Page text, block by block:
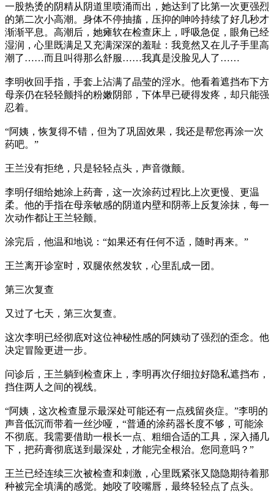
一股热烫的阴精从阴道里喷涌而出，她达到了比第一次更强烈
的第二次小高潮。身体不停抽搐，压抑的呻吟持续了好几秒才
渐渐平息。高潮后，她瘫软在检查床上，呼吸急促，眼角已经
湿润，心里既满足又充满深深的羞耻：我竟然又在儿子手里高
潮了……而且叫得那么舒服……我真是没脸见人了……
李明收回手指，手套上沾满了晶莹的淫水。他看着遮挡布下方
母亲仍在轻轻颤抖的粉嫩阴部，下体早已硬得发疼，却只能强
忍着。
“阿姨，恢复得不错，但为了巩固效果，我还是帮您再涂一次
药吧。”
王兰没有拒绝，只是轻轻点头，声音微颤。
李明仔细给她涂上药膏，这一次涂药过程比上次更慢、更温
柔。他的手指在母亲敏感的阴道内壁和阴蒂上反复涂抹，每一
次动作都让王兰轻颤。
涂完后，他温和地说：“如果还有任何不适，随时再来。”
王兰离开诊室时，双腿依然发软，心里乱成一团。
第三次复查
又过了七天，第三次复查。
这次李明已经彻底对这位神秘性感的阿姨动了强烈的歪念。他
决定冒险更进一步。
问诊后，王兰躺到检查床上，李明再次仔细拉好隐私遮挡布，
挡住两人之间的视线。
“阿姨，这次检查显示最深处可能还有一点残留炎症。”李明的
声音低沉而带着一丝沙哑，“普通的涂药器长度不够，可能涂
不彻底。我需要借助一根长一点、粗细合适的工具，深入捅几
下，把药膏彻底送到最深处，才能完全根治。您同意吗？”
王兰已经连续三次被检查和刺激，心里既紧张又隐隐期待着那
种被完全填满的感觉。她咬了咬嘴唇，最终轻轻点了点头。